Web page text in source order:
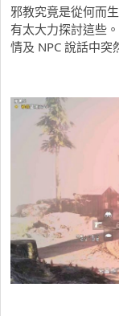
邪教究竟是從何而
有太大力探討這些
情及 NPC 說話中突